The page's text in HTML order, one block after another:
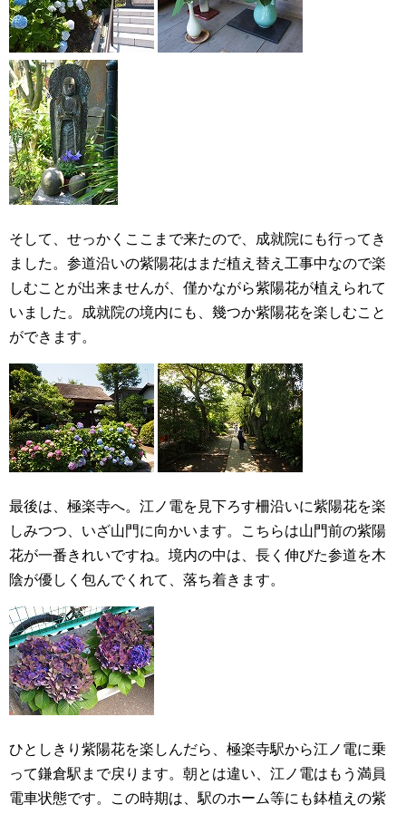
そして、せっかくここまで来たので、成就院にも行ってき
ました。参道沿いの紫陽花はまだ植え替え工事中なので楽
しむことが出来ませんが、僅かながら紫陽花が植えられて
いました。成就院の境内にも、幾つか紫陽花を楽しむこと
ができます。
最後は、極楽寺へ。江ノ電を見下ろす柵沿いに紫陽花を楽
しみつつ、いざ山門に向かいます。こちらは山門前の紫陽
花が一番きれいですね。境内の中は、長く伸びた参道を木
陰が優しく包んでくれて、落ち着きます。
ひとしきり紫陽花を楽しんだら、極楽寺駅から江ノ電に乗
って鎌倉駅まで戻ります。朝とは違い、江ノ電はもう満員
電車状態です。この時期は、駅のホーム等にも鉢植えの紫